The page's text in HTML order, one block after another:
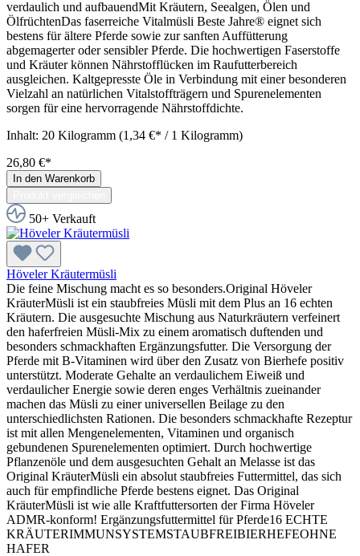
verdaulich und aufbauendMit Kräutern, Seealgen, Ölen und
ÖlfrüchtenDas faserreiche Vitalmüsli Beste Jahre® eignet sich
bestens für ältere Pferde sowie zur sanften Auffütterung
abgemagerter oder sensibler Pferde. Die hochwertigen Faserstoffe
und Kräuter können Nährstofflücken im Raufutterbereich
ausgleichen. Kaltgepresste Öle in Verbindung mit einer besonderen
Vielzahl an natürlichen Vitalstoffträgern und Spurenelementen
sorgen für eine hervorragende Nährstoffdichte.
Inhalt: 20 Kilogramm (1,34 €* / 1 Kilogramm)
26,80 €*
In den Warenkorb
50+ Verkauft
Höveler Kräutermüsli
Die feine Mischung macht es so besonders.Original Höveler
KräuterMüsli ist ein staubfreies Müsli mit dem Plus an 16 echten
Kräutern. Die ausgesuchte Mischung aus Naturkräutern verfeinert
den haferfreien Müsli-Mix zu einem aromatisch duftenden und
besonders schmackhaften Ergänzungsfutter. Die Versorgung der
Pferde mit B-Vitaminen wird über den Zusatz von Bierhefe positiv
unterstützt. Moderate Gehalte an verdaulichem Eiweiß und
verdaulicher Energie sowie deren enges Verhältnis zueinander
machen das Müsli zu einer universellen Beilage zu den
unterschiedlichsten Rationen. Die besonders schmackhafte Rezeptur
ist mit allen Mengenelementen, Vitaminen und organisch
gebundenen Spurenelementen optimiert. Durch hochwertige
Pflanzenöle und dem ausgesuchten Gehalt an Melasse ist das
Original KräuterMüsli ein absolut staubfreies Futtermittel, das sich
auch für empfindliche Pferde bestens eignet. Das Original
KräuterMüsli ist wie alle Kraftfuttersorten der Firma Höveler
ADMR-konform! Ergänzungsfuttermittel für Pferde16 ECHTE
KRÄUTERIMMUNSYSTEMSTAUBFREIBIERHEFEOHNE
HAFER